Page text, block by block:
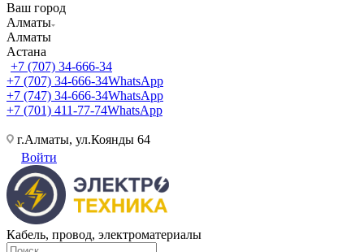
Ваш город
Алматы
Алматы
Астана
+7 (707) 34-666-34
+7 (707) 34-666-34WhatsApp
+7 (747) 34-666-34WhatsApp
+7 (701) 411-77-74WhatsApp
г.Алматы, ул.Коянды 64
Войти
Кабель, провод, электроматериалы